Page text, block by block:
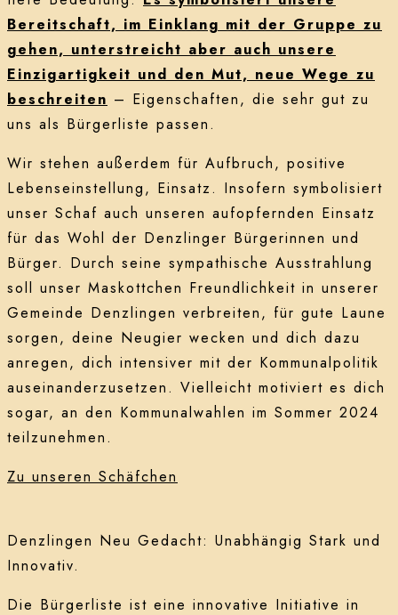
Bereitschaft, im Einklang mit der Gruppe zu
gehen, unterstreicht aber auch unsere
Einzigartigkeit und den Mut, neue Wege zu
beschreiten – Eigenschaften, die sehr gut zu
uns als Bürgerliste passen.
Wir stehen außerdem für Aufbruch, positive
Lebenseinstellung, Einsatz. Insofern symbolisiert
unser Schaf auch unseren aufopfernden Einsatz
für das Wohl der Denzlinger Bürgerinnen und
Bürger. Durch seine sympathische Ausstrahlung
soll unser Maskottchen Freundlichkeit in unserer
Gemeinde Denzlingen verbreiten, für gute Laune
sorgen, deine Neugier wecken und dich dazu
anregen, dich intensiver mit der Kommunalpolitik
auseinanderzusetzen. Vielleicht motiviert es dich
sogar, an den Kommunalwahlen im Sommer 2024
teilzunehmen.
Zu unseren Schäfchen
Denzlingen Neu Gedacht: Unabhängig Stark und
Innovativ.
Die Bürgerliste ist eine innovative Initiative in